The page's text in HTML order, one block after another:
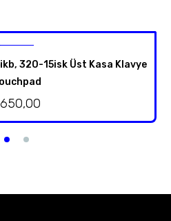
320-15isk Üst Kasa Klavye
650,00